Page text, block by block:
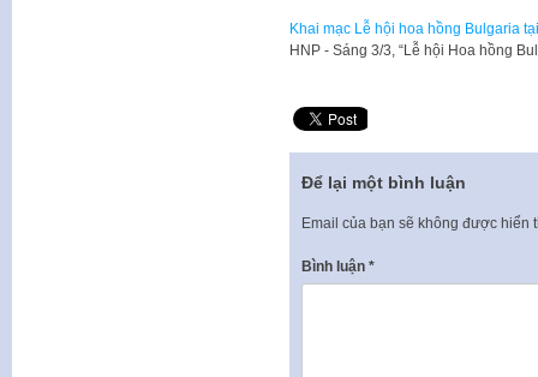
Khai mạc Lễ hội hoa hồng Bulgaria
HNP - Sáng 3/3, “Lễ hội Hoa hồng
Để lại một bình luận
Email của bạn sẽ không được hiển
Bình luận *